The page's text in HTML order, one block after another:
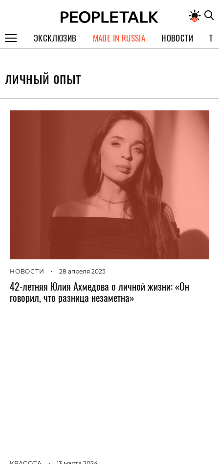
ЭКСКЛЮЗИВ
СПЕЦПРОЕКТЫ
ИНТЕРВЬЮ
MADE IN RUSSIA НОВОСТИ
личный опыт
НОВОСТИ • 28 апреля 2025
42-летняя Юлия Ахмедова о личной жизни: «Он
говорил, что разница незаметна»